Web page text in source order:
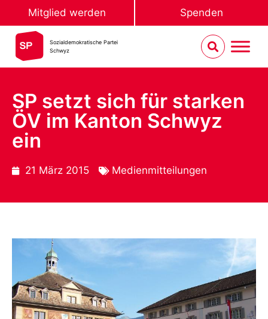
Mitglied werden Spenden
Sozialdemokratische Partei
Schwyz
SP setzt sich für starken
ÖV im Kanton Schwyz
ein
21 März 2015 Medienmitteilungen